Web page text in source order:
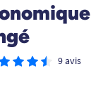
9 avis